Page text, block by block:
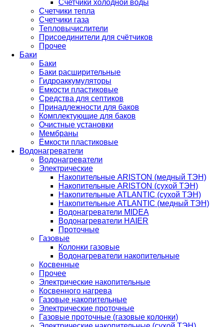
Счетчики холодной воды
Счетчики тепла
Счетчики газа
Тепловычислители
Присоединители для счётчиков
Прочее
Баки
Баки
Баки расширительные
Гидроаккумуляторы
Емкости пластиковые
Средства для септиков
Принадлежности для баков
Комплектующие для баков
Очистные установки
Мембраны
Ёмкости пластиковые
Водонагреватели
Водонагреватели
Электрические
Накопительные ARISTON (медный ТЭН)
Накопительные ARISTON (сухой ТЭН)
Накопительные ATLANTIC (сухой ТЭН)
Накопительные ATLANTIC (медный ТЭН)
Водонагреватели MIDEA
Водонагреватели HAIER
Проточные
Газовые
Колонки газовые
Водонагреватели накопительные
Косвенные
Прочее
Электрические накопительные
Косвенного нагрева
Газовые накопительные
Электрические проточные
Газовые проточные (газовые колонки)